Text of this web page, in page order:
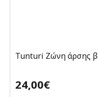
Tunturi Ζώνη άρσης
24,00€